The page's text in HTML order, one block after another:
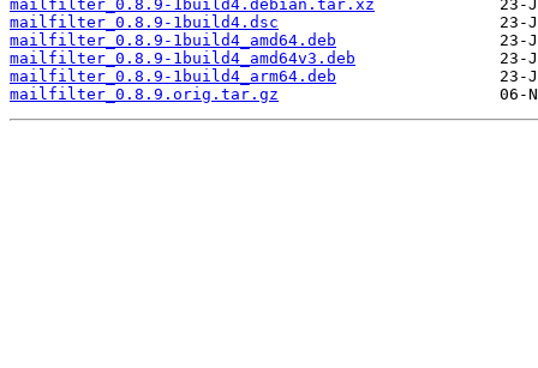
mailfilter_0.8.9-1build4.debian.tar.xz
mailfilter_0.8.9-1build4.dsc
mailfilter_0.8.9-1build4_amd64.deb
mailfilter_0.8.9-1build4_amd64v3.deb
mailfilter_0.8.9-1build4_arm64.deb
mailfilter_0.8.9.orig.tar.gz